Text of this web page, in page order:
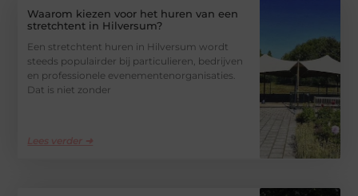
Waarom kiezen voor het huren van een
stretchtent in Hilversum?
Een stretchtent huren in Hilversum wordt
steeds populairder bij particulieren, bedrijven
en professionele evenementenorganisaties.
Dat is niet zonder
Lees verder ➜